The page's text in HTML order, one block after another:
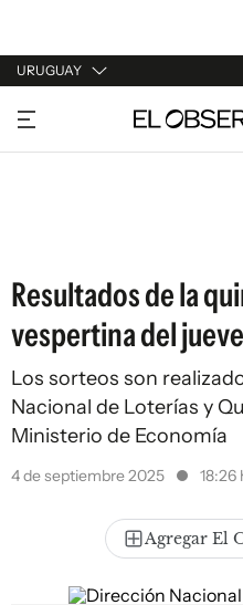
URUGUAY
URUGUAY
ARGENTINA
Resultados de la
vespertina del
Los sorteos son
Nacional de Loterías y
Ministerio de Economía
4 de septiembre 2025 18:26
Agregar El